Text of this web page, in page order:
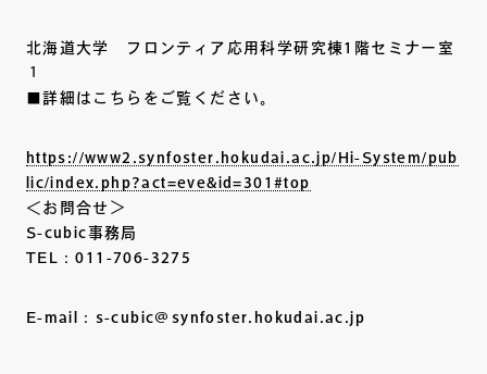
北海道大学 フロンティア応用科学研究棟1階セミナー室
１
■詳細はこちらをご覧ください。
https://www2.synfoster.hokudai.ac.jp/Hi-System/pub
lic/index.php?act=eve&id=301#top
＜お問合せ＞
S-cubic事務局
TEL：011-706-3275
E-mail：s-cubic@synfoster.hokudai.ac.jp